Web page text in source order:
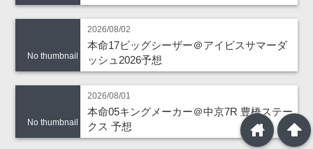
No thumbnail
2026/08/02
本命17ビッグシーザー＠アイビスサマーダ
ッシュ2026予想
No thumbnail
2026/08/01
本命05キングメーカー＠中京7R 豊橋ステー
クス 予想
arrowup
home